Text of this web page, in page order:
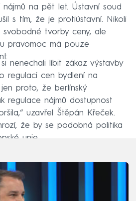
na pět let. Ústavní soud
s tím, že je protiústavní. Nikoli
svobodné tvorby ceny, ale
pravomoc má pouze
nenechali líbit zákaz výstavby
regulaci cen bydlení na
proto, že berlínský
regulace nájmů dostupnost
uzavřel Štěpán Křeček.
že by se podobná politika
unie.